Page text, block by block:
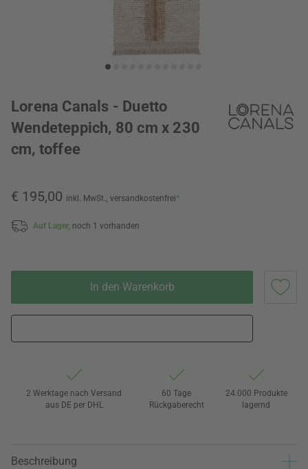
Lorena Canals - Duetto
Wendeteppich, 80 cm x 230
cm, toffee
€ 195,00 inkl. MwSt., versandkostenfrei*
Auf Lager, noch 1 vorhanden
In den Warenkorb
2 Werktage nach Versand
aus DE per DHL
60 Tage
Rückgaberecht
24.000 Produkte
lagernd
Beschreibung